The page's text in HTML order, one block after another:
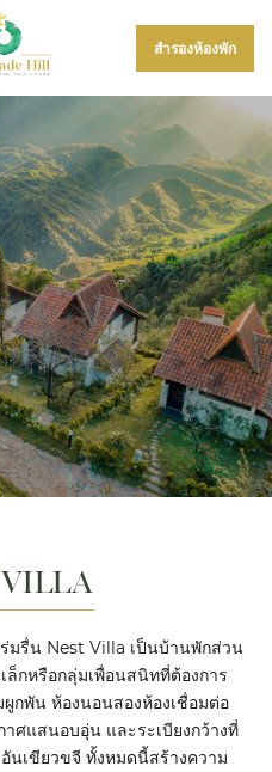
สำรองห้องพัก
มรื่น Nest Villa เป็นบ้านพักส่วน
ล็กหรือกลุ่มเพื่อนสนิทที่ต้องการ
กพัน ห้องนอนสองห้องเชื่อมต่อ
ศแสนอบอุ่น และระเบียงกว้างที่
นเขียวขจี ทั้งหมดนี้สร้างความ